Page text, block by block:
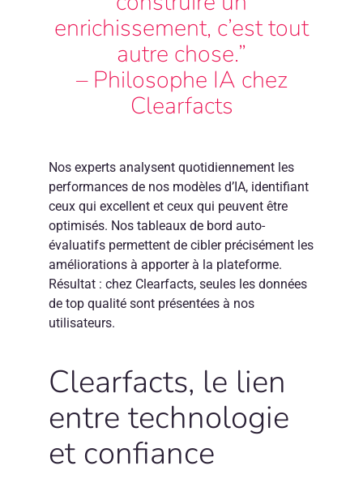
enrichissement, c’est tout
autre chose.”
– Philosophe IA chez
Clearfacts
Nos experts analysent quotidiennement les
performances de nos modèles d’IA, identifiant
ceux qui excellent et ceux qui peuvent être
optimisés. Nos tableaux de bord auto-
évaluatifs permettent de cibler précisément les
améliorations à apporter à la plateforme.
Résultat : chez Clearfacts, seules les données
de top qualité sont présentées à nos
utilisateurs.
Clearfacts, le lien
entre technologie
et confiance